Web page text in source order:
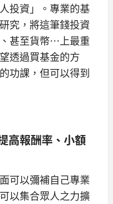
投資」。專業的基
究，將這筆錢投資
甚至貨幣…上最重
透過買基金的方
功課，但可以得到
高報酬率、小額
可以彌補自己專業
以集合眾人之力擴